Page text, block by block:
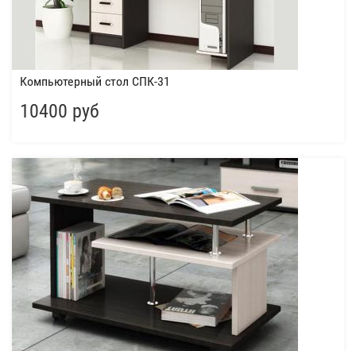
Компьютерный стол СПК-31
10400 руб